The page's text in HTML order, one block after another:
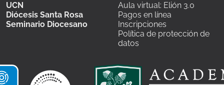
UCN
Diócesis Santa Rosa
Seminario Diocesano
Aula virtual: Elión 3.0
Pagos en línea
Inscripciones
Política de protección de
datos